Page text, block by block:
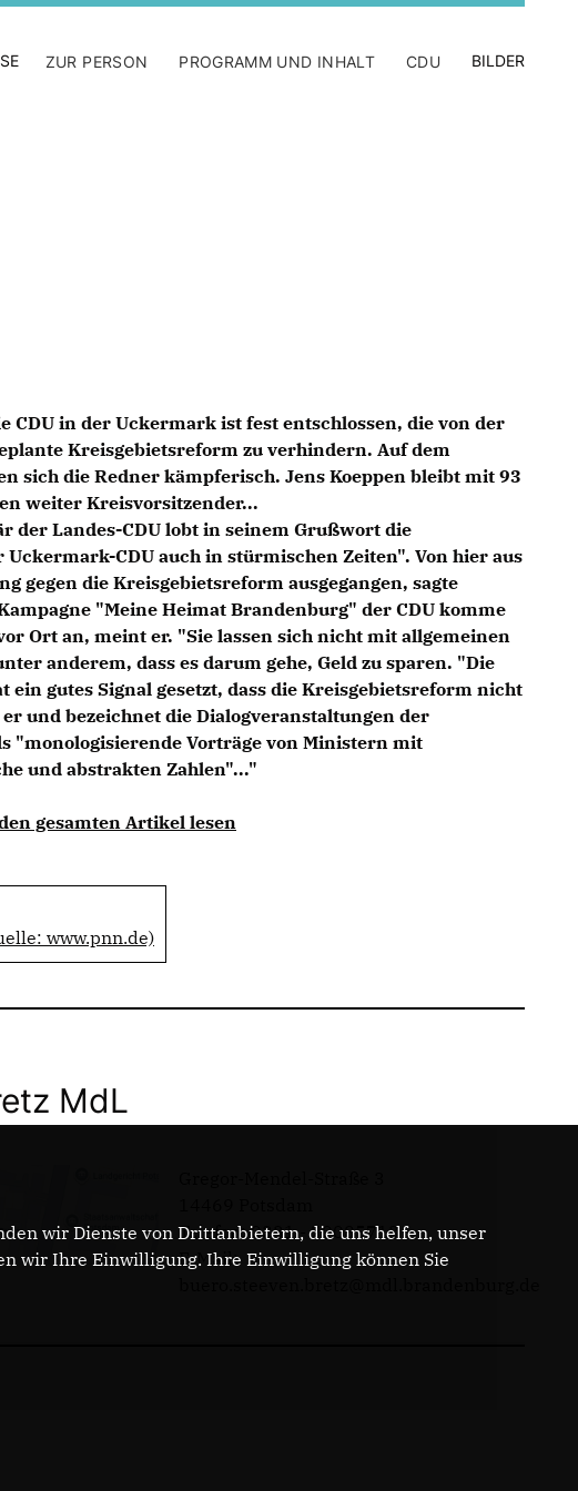
ZUR PERSON PROGRAMM UND INHALT CDU BILDER
CDU in der Uckermark ist fest entschlossen, die von der
Kreisgebietsreform zu verhindern. Auf dem
sich die Redner kämpferisch. Jens Koeppen bleibt mit 93
weiter Kreisvorsitzender...
der Landes-CDU lobt in seinem Grußwort die
CDU auch in stürmischen Zeiten". Von hier aus
gegen die Kreisgebietsreform ausgegangen, sagte
"Meine Heimat Brandenburg" der CDU komme
Ort an, meint er. "Sie lassen sich nicht mit allgemeinen
anderem, dass es darum gehe, Geld zu sparen. "Die
ein gutes Signal gesetzt, dass die Kreisgebietsreform nicht
und bezeichnet die Dialogveranstaltungen der
"monologisierende Vorträge von Ministern mit
und abstrakten Zahlen"..."
gesamten Artikel lesen
www.pnn.de)
MdL
Telefon: 0331 - 20085713
E-Mail:
wir Dienste von Drittanbietern, die uns helfen, unser
wir Ihre Einwilligung. Ihre Einwilligung können Sie